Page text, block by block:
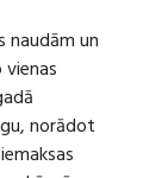
naudām un
norādot